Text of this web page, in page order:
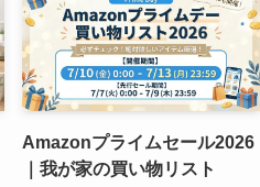
Amazonプライムセール2026
｜我が家の買い物リスト